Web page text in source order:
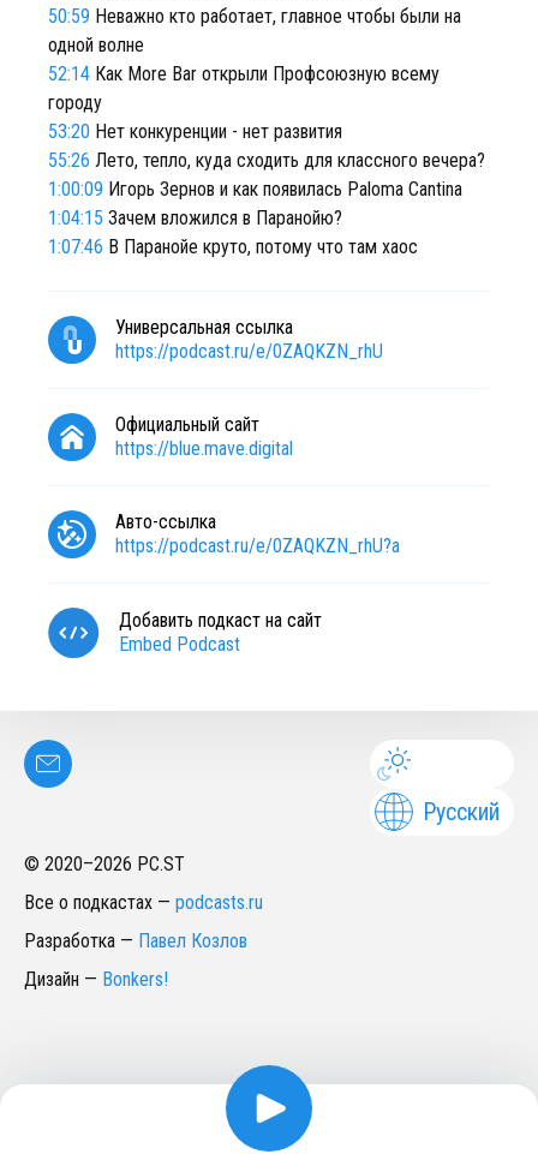
50:59 Неважно кто работает, главное чтобы были на
одной волне
52:14 Как More Bar открыли Профсоюзную всему
городу
53:20 Нет конкуренции - нет развития
55:26 Лето, тепло, куда сходить для классного вечера?
1:00:09 Игорь Зернов и как появилась Paloma Cantina
1:04:15 Зачем вложился в Паранойю?
1:07:46 В Паранойе круто, потому что там хаос
Универсальная ссылка
https://podcast.ru/e/0ZAQKZN_rhU
Официальный сайт
https://blue.mave.digital
Авто-ссылка
https://podcast.ru/e/0ZAQKZN_rhU?a
Добавить подкаст на сайт
Embed Podcast
Русский
© 2020–2026 PC.ST
Все о подкастах — podcasts.ru
Разработка — Павел Козлов
Дизайн — Bonkers!